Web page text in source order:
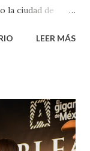
la ciudad de
Montañez
de 90 mil
en la calle
LEER MÁS